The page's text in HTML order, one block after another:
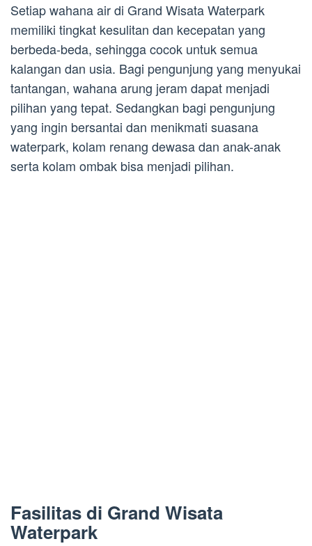
Setiap wahana air di Grand Wisata Waterpark
memiliki tingkat kesulitan dan kecepatan yang
berbeda-beda, sehingga cocok untuk semua
kalangan dan usia. Bagi pengunjung yang menyukai
tantangan, wahana arung jeram dapat menjadi
pilihan yang tepat. Sedangkan bagi pengunjung
yang ingin bersantai dan menikmati suasana
waterpark, kolam renang dewasa dan anak-anak
serta kolam ombak bisa menjadi pilihan.
Fasilitas di Grand Wisata
Waterpark